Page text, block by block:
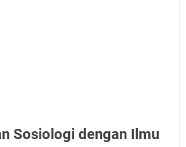
Sosiologi dengan Ilmu